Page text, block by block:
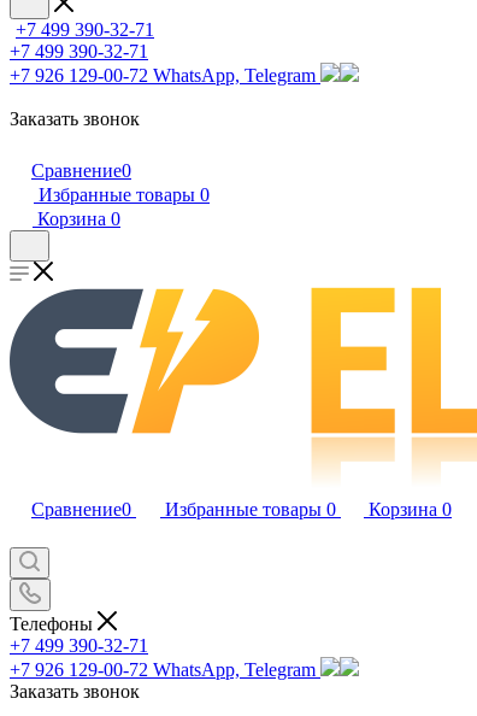
+7 499 390-32-71
+7 499 390-32-71
+7 926 129-00-72 WhatsApp, Telegram
Заказать звонок
Сравнение0
Избранные товары 0
Корзина 0
Сравнение0 Избранные товары 0 Корзина 0
Телефоны
+7 499 390-32-71
+7 926 129-00-72 WhatsApp, Telegram
Заказать звонок